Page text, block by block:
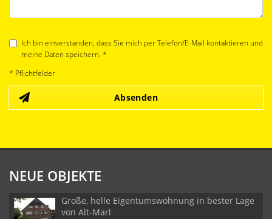
Ich bin einverstanden, dass Sie mich per Telefon/E-Mail kontaktieren und
meine Daten speichern. *
* Pflichtfelder
Absenden
NEUE OBJEKTE
Große, helle Eigentumswohnung in bester Lage
von Alt-Marl